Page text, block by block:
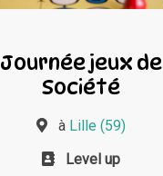
Journée jeux de
Société
à Lille (59)
Level up